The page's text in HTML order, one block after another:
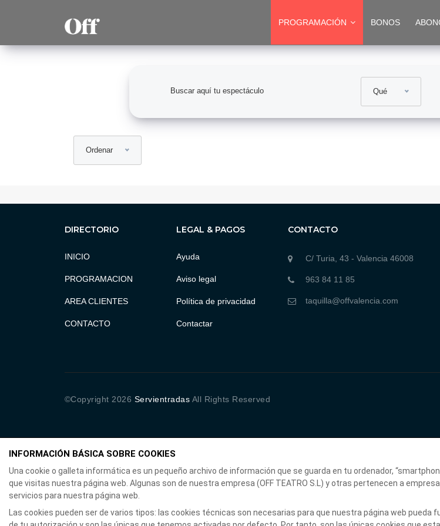
PROGRAMACIÓN BONOS
Qué
Ordenar
DIRECTORIO
INICIO
PROGRAMACION
AREA CLIENTES
CONTACTO
LEGAL & PAGOS
Ayuda
Aviso legal
Política de privacidad
Contactar
CONTACTO
C/ Turia, 43 - Valencia 46008
963 84 11 85
taquilla@offvalencia.com
©Copyright 2026 Servientradas All Rights Reserved
INFORMACIÓN BÁSICA SOBRE COOKIES
Una cookie o galleta informática es un pequeño archivo de información que se guarda en tu ordenador,
que visitas nuestra página web. Algunas son de nuestra empresa (OFF TEATRO S.L) y otras pertenecen a
servicios para nuestra página web.
Las cookies pueden ser de varios tipos: las cookies técnicas son necesarias para que nuestra página web pueda